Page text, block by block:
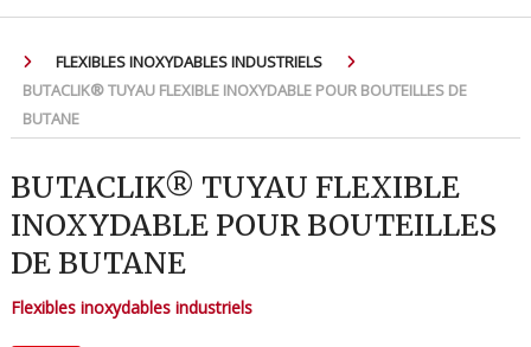
FLEXIBLES INOXYDABLES INDUSTRIELS
BUTACLIK® TUYAU FLEXIBLE INOXYDABLE POUR BOUTEILLES DE
BUTANE
BUTACLIK® TUYAU FLEXIBLE
INOXYDABLE POUR BOUTEILLES
DE BUTANE
Flexibles inoxydables industriels